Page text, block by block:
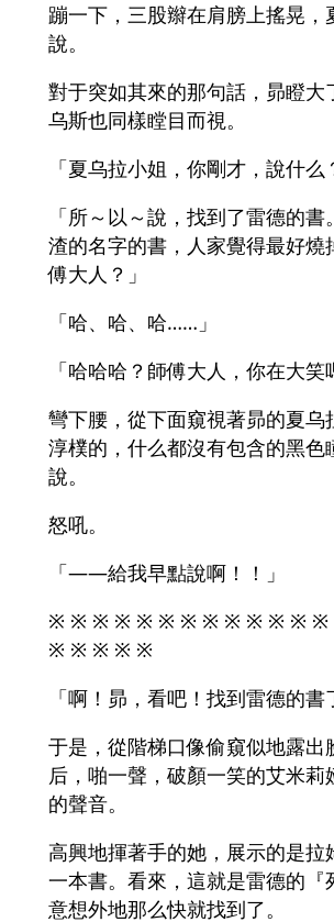
蹦一下，三股辮在肩膀上搖晃，
說。
對于突如其來的那句話，昴瞪大
乌斯也同樣瞠目而視。
「夏乌拉小姐，你剛才，說什么
「所～以～說，找到了雷德的
渣的名字的書，人家覺得最好燒
傅大人？」
「哈、哈、哈……」
「哈哈哈？師傅大人，你在大笑
彎下腰，從下面窺視著昴的夏乌
淳樸的，什么都沒有包含的黑色
說。
怒吼。
「――給我早點說啊！！」
※ ※ ※ ※ ※ ※ ※ ※ ※ ※ ※ ※
※ ※ ※ ※ ※
「啊！昴，看吧！找到雷德的書
于是，從階梯口像偷窺似地露出
后，啪一聲，破顏一笑的艾米莉
的聲音。
高興地揮著手的她，展示的是拉
一本書。看來，這就是雷德的『
意想外地那么快就找到了。